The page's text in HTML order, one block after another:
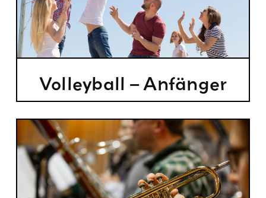
Volleyball – Anfänger